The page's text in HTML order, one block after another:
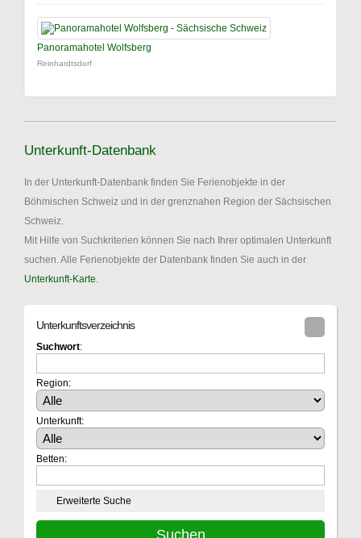
Panoramahotel Wolfsberg
Reinhardtsdorf
Unterkunft-Datenbank
In der Unterkunft-Datenbank finden Sie Ferienobjekte in der
Böhmischen Schweiz und in der grenznahen Region der Sächsischen
Schweiz.
Mit Hilfe von Suchkriterien können Sie nach Ihrer optimalen Unterkunft
suchen. Alle Ferienobjekte der Datenbank finden Sie auch in der
Unterkunft-Karte
Unterkunftsverzeichnis
Suchwort:
Region:
Unterkunft:
Betten:
Erweiterte Suche